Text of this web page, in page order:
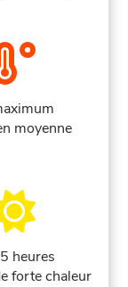
moyenne
heures
forte chaleur